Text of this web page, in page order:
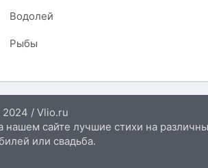
Водолей
Рыбы
/ Vlio.ru
нашем сайте лучшие стихи на
или свадьба.